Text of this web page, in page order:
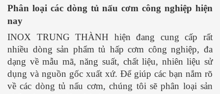
Phân loại các dòng tủ nấu cơm công nghiệp hiện
nay
INOX TRUNG THÀNH hiện đang cung cấp rất
nhiều dòng sản phẩm tủ hấp cơm công nghiệp, đa
dạng về mẫu mã, năng suất, chất liệu, nhiên liệu sử
dụng và nguồn gốc xuất xứ. Để giúp các bạn nắm rõ
về các dòng tủ nấu cơm, chúng tôi sẽ phân loại sản